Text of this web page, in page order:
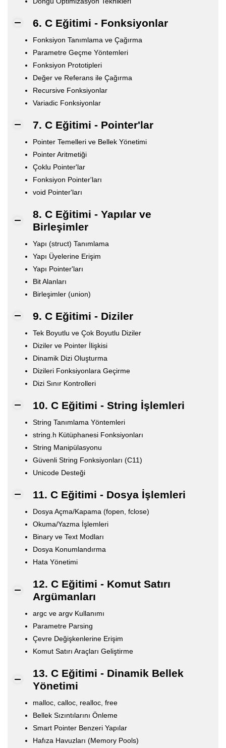
6. C Eğitimi - Fonksiyonlar
Fonksiyon Tanımlama ve Çağırma
Parametre Geçme Yöntemleri
Fonksiyon Prototipleri
Değer ve Referans ile Çağırma
Recursive Fonksiyonlar
Variadic Fonksiyonlar
7. C Eğitimi - Pointer'lar
Pointer Temelleri ve Bellek Yönetimi
Pointer Aritmetiği
Çoklu Pointer'lar
Fonksiyon Pointer'ları
void Pointer'ları
8. C Eğitimi - Yapılar ve
Birleşimler
Yapı (struct) Tanımlama
Yapı Üyelerine Erişim
Yapı Pointer'ları
Bit Alanları
Birleşimler (union)
9. C Eğitimi - Diziler
Tek Boyutlu ve Çok Boyutlu Diziler
Diziler ve Pointer İlişkisi
Dinamik Dizi Oluşturma
Dizileri Fonksiyonlara Geçirme
Dizi Sınır Kontrolleri
10. C Eğitimi - String İşlemleri
String Tanımlama Yöntemleri
string.h Kütüphanesi Fonksiyonları
String Manipülasyonu
Güvenli String Fonksiyonları (C11)
Unicode Desteği
11. C Eğitimi - Dosya İşlemleri
Dosya Açma/Kapama (fopen, fclose)
Okuma/Yazma İşlemleri
Binary ve Text Modları
Dosya Konumlandırma
Hata Yönetimi
12. C Eğitimi - Komut Satırı
Argümanları
argc ve argv Kullanımı
Parametre Parsing
Çevre Değişkenlerine Erişim
Komut Satırı Araçları Geliştirme
13. C Eğitimi - Dinamik Bellek
Yönetimi
malloc, calloc, realloc, free
Bellek Sızıntılarını Önleme
Smart Pointer Benzeri Yapılar
Hafıza Havuzları (Memory Pools)